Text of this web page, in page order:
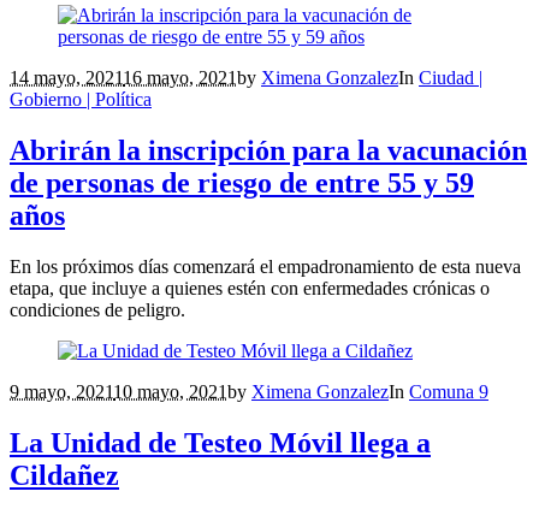
14 mayo, 202116 mayo, 2021by Ximena GonzalezIn Ciudad |
Gobierno | Política
Abrirán la inscripción para la vacunación
de personas de riesgo de entre 55 y 59
años
En los próximos días comenzará el empadronamiento de esta nueva
etapa, que incluye a quienes estén con enfermedades crónicas o
condiciones de peligro.
9 mayo, 202110 mayo, 2021by Ximena GonzalezIn Comuna 9
La Unidad de Testeo Móvil llega a
Cildañez